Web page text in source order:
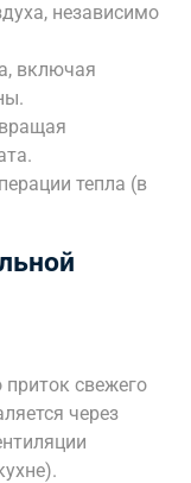
независимо
включая
тепла (в
свежего
через